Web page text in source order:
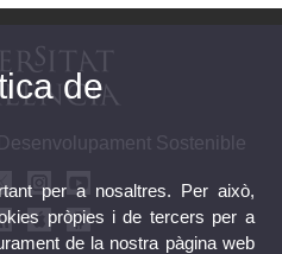
Sostenible
de
per a nosaltres. Per això,
pròpies i de tercers per a
de la nostra pàgina web